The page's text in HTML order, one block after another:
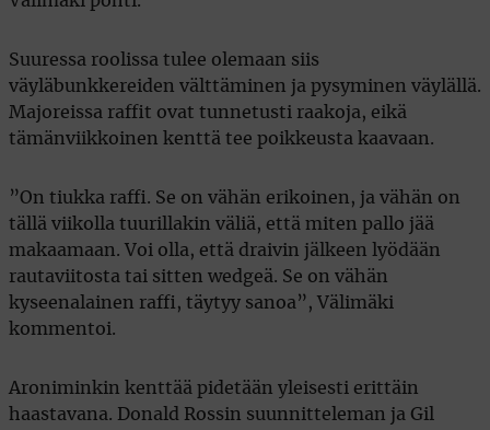
Suuressa roolissa tulee olemaan siis
väyläbunkkereiden välttäminen ja pysyminen väylällä.
Majoreissa raffit ovat tunnetusti raakoja, eikä
tämänviikkoinen kenttä tee poikkeusta kaavaan.
”On tiukka raffi. Se on vähän erikoinen, ja vähän on
tällä viikolla tuurillakin väliä, että miten pallo jää
makaamaan. Voi olla, että draivin jälkeen lyödään
rautaviitosta tai sitten wedgeä. Se on vähän
kyseenalainen raffi, täytyy sanoa”, Välimäki
kommentoi.
Aroniminkin kenttää pidetään yleisesti erittäin
haastavana. Donald Rossin suunnitteleman ja Gil